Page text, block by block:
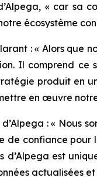
« car sa
écosystème
: « Alors
Il comprend ce
produit en
en œuvre
: « Nous
confiance pour
est
actualisées